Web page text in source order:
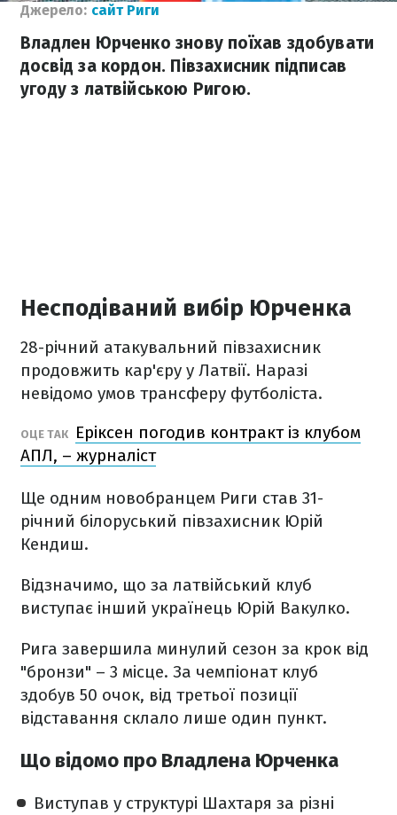
Джерело: сайт Риги
Владлен Юрченко знову поїхав здобувати
досвід за кордон. Півзахисник підписав
угоду з латвійською Ригою.
Несподіваний вибір Юрченка
28-річний атакувальний півзахисник
продовжить кар'єру у Латвії. Наразі
невідомо умов трансферу футболіста.
ОЦЕ ТАК
Еріксен погодив контракт із клубом
АПЛ, – журналіст
Ще одним новобранцем Риги став 31-
річний білоруський півзахисник Юрій
Кендиш.
Відзначимо, що за латвійський клуб
виступає інший українець Юрій Вакулко.
Рига завершила минулий сезон за крок від
"бронзи" – 3 місце. За чемпіонат клуб
здобув 50 очок, від третьої позиції
відставання склало лише один пункт.
Що відомо про Владлена Юрченка
Виступав у структурі Шахтаря за різні